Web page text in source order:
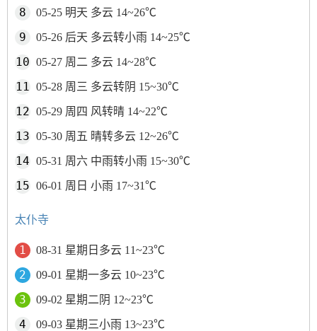
05-25 明天 多云 14~26℃
05-26 后天 多云转小雨 14~25℃
05-27 周二 多云 14~28℃
05-28 周三 多云转阴 15~30℃
05-29 周四 风转晴 14~22℃
05-30 周五 晴转多云 12~26℃
05-31 周六 中雨转小雨 15~30℃
06-01 周日 小雨 17~31℃
太仆寺
08-31 星期日多云 11~23℃
09-01 星期一多云 10~23℃
09-02 星期二阴 12~23℃
09-03 星期三小雨 13~23℃